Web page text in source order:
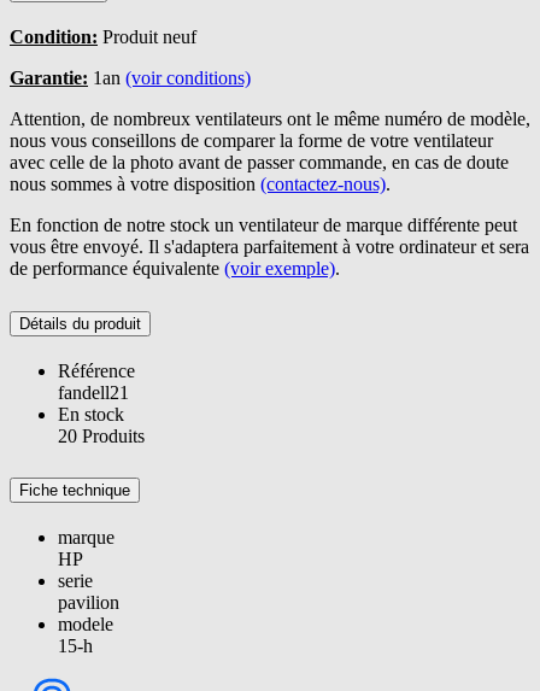
Condition: Produit neuf
Garantie: 1an (voir conditions)
Attention, de nombreux ventilateurs ont le même numéro de modèle,
nous vous conseillons de comparer la forme de votre ventilateur
avec celle de la photo avant de passer commande, en cas de doute
nous sommes à votre disposition (contactez-nous).
En fonction de notre stock un ventilateur de marque différente peut
vous être envoyé. Il s'adaptera parfaitement à votre ordinateur et sera
de performance équivalente (voir exemple).
Détails du produit
Référence
fandell21
En stock
20 Produits
Fiche technique
marque
HP
serie
pavilion
modele
15-h